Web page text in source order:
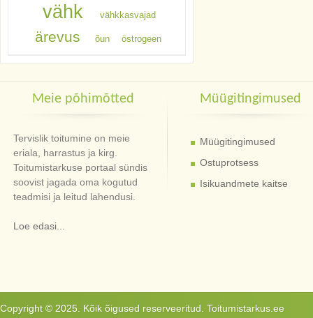
vähk vähkkasvajad
ärevus õun östrogeen
Meie põhimõtted
Tervislik toitumine on meie
eriala, harrastus ja kirg.
Toitumistarkuse portaal sündis
soovist jagada oma kogutud
teadmisi ja leitud lahendusi.
Loe edasi...
Müügitingimused
Müügitingimused
Ostuprotsess
Isikuandmete kaitse
Copyright © 2025. Kõik õigused reserveeritud. Toitumistarkus.ee